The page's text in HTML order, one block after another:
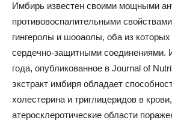
Имбирь известен своими мощными
противовоспалительными
гингеролы и шооаолы, оба из
сердечно-защитными соединениями.
года, опубликованное в Journal of
экстракт имбиря обладает
холестерина и триглицеридов в крови,
атеросклеротические области